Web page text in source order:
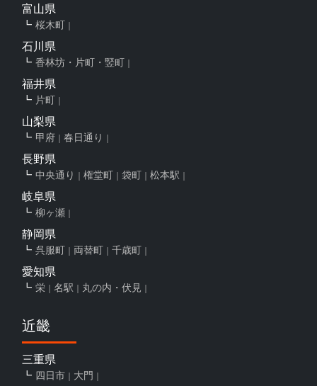
富山県
桜木町
石川県
香林坊・片町・竪町
福井県
片町
山梨県
甲府 春日通り
長野県
中央通り 権堂町 袋町 松本駅
岐阜県
柳ヶ瀬
静岡県
呉服町 両替町 千歳町
愛知県
栄 名駅 丸の内・伏見
近畿
三重県
四日市 大門